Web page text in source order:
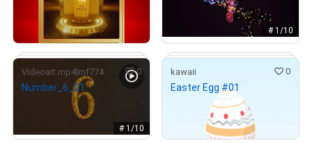
3,500,000
# 1/10
売出し（初回販売）
# 1/10
Videoart.mp4|mf774 0
Number_6_01
kawaii 0
Easter Egg #01